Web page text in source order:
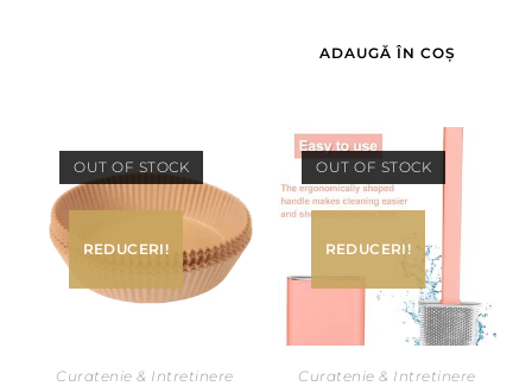
ADAUGĂ ÎN COȘ
OUT OF STOCK
REDUCERI!
Curatenie & Intretinere
OUT OF STOCK
REDUCERI!
Curatenie & Intretinere